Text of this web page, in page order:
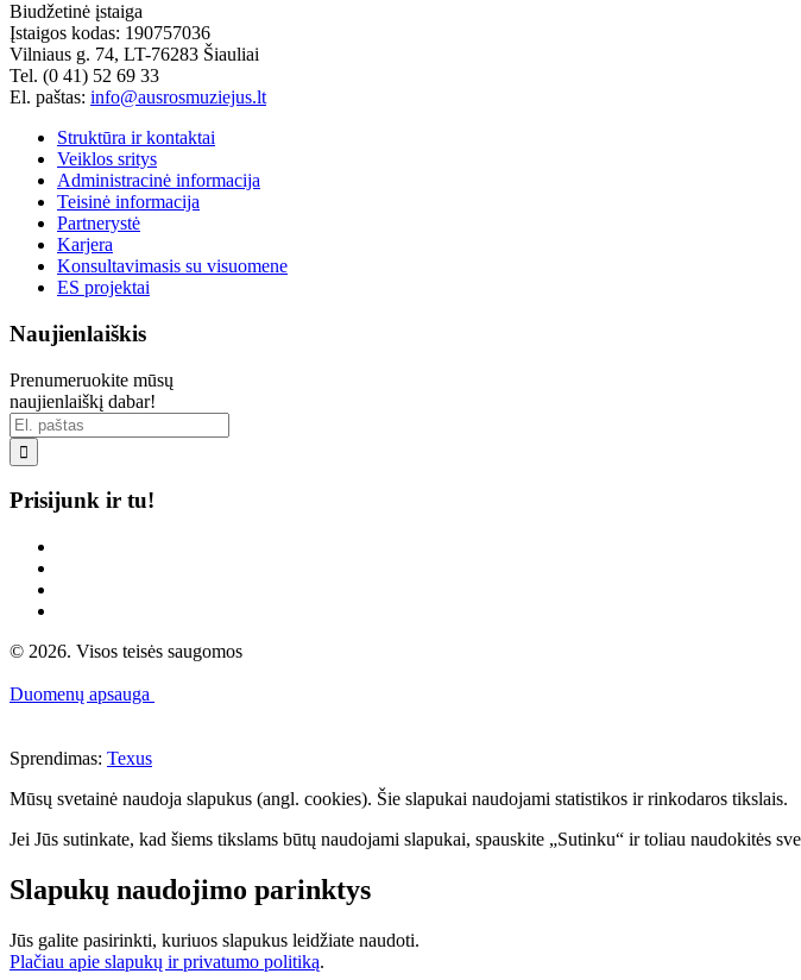
Biudžetinė įstaiga
Įstaigos kodas: 190757036
Vilniaus g. 74, LT-76283 Šiauliai
Tel. (0 41) 52 69 33
El. paštas: info@ausrosmuziejus.lt
Struktūra ir kontaktai
Veiklos sritys
Administracinė informacija
Teisinė informacija
Partnerystė
Karjera
Konsultavimasis su visuomene
ES projektai
Naujienlaiškis
Prenumeruokite mūsų
naujienlaiškį dabar!

Prisijunk ir tu!
© 2026. Visos teisės saugomos
Duomenų apsauga
Sprendimas: Texus
Mūsų svetainė naudoja slapukus (angl. cookies). Šie slapukai naudojami statistikos ir rinkodaros tikslais.
Jei Jūs sutinkate, kad šiems tikslams būtų naudojami slapukai, spauskite „Sutinku“ ir toliau naudokitės
Slapukų naudojimo parinktys
Jūs galite pasirinkti, kuriuos slapukus leidžiate naudoti.
Plačiau apie slapukų ir privatumo politiką.